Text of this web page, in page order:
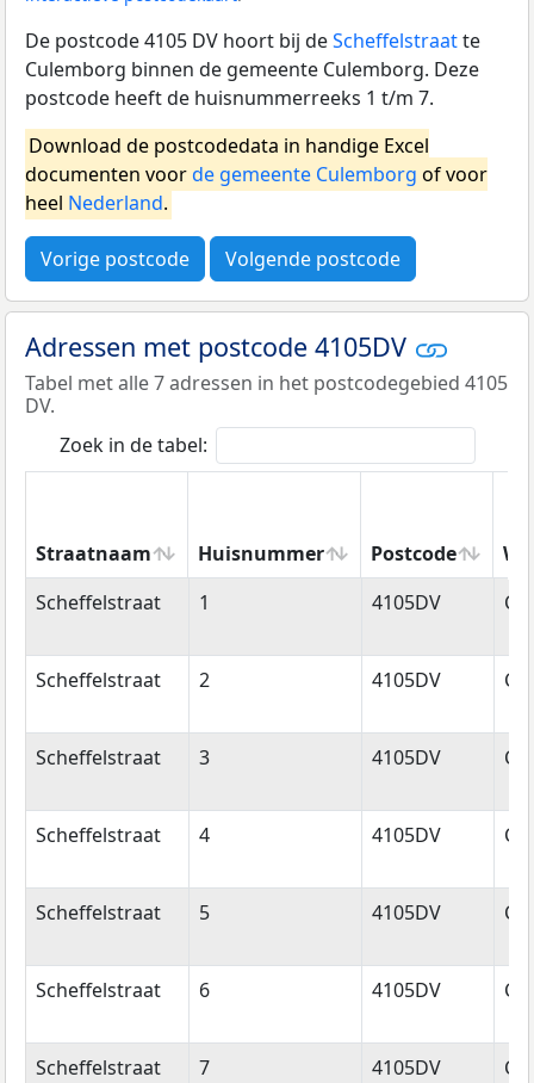
De postcode 4105 DV hoort bij deScheffelstraatte
Culemborg binnen de gemeente Culemborg. Deze
postcode heeft de huisnummerreeks 1 t/m 7.
Download de postcodedata in handige Excel
documenten voorde gemeente Culemborg of voor
heel Nederland.
Vorige postcode Volgende postcode
Adressen met postcode 4105DV
Tabel met alle 7 adressen in het postcodegebied 4105
DV.
Zoek in de tabel:
Straatnaam Huisnummer Postcode
Straatnaam
Huisnummer Postcode
Scheffelstraat 1 4105DV
Scheffelstraat 2 4105DV
Scheffelstraat 3 4105DV
Scheffelstraat 4 4105DV
Scheffelstraat 5 4105DV
Scheffelstraat 6 4105DV
Scheffelstraat 7 4105DV